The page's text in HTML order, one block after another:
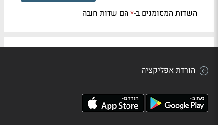
השדות המסומנים ב-*הם שדות חובה
הורדת אפליקציה